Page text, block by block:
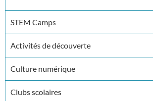
STEM Camps
Activités de découverte
Culture numérique
Clubs scolaires